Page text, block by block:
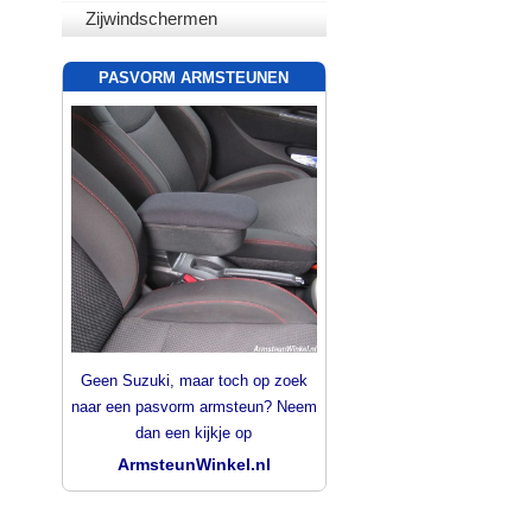
Zijwindschermen
PASVORM ARMSTEUNEN
Geen Suzuki, maar toch op zoek
naar een pasvorm armsteun? Neem
dan een kijkje op
ArmsteunWinkel.nl